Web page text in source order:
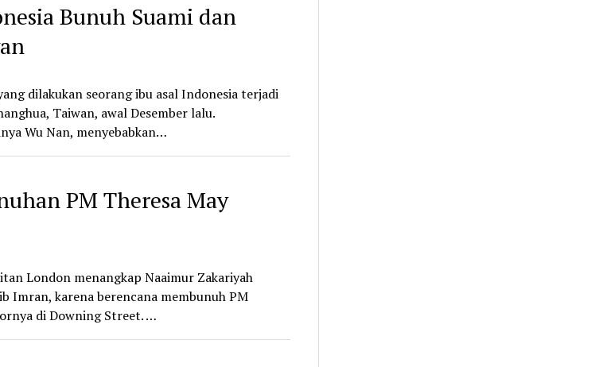
Bunuh Suami dan
dilakukan seorang ibu asal Indonesia terjadi
Taiwan, awal Desember lalu.
Wu Nan, menyebabkan…
PM Theresa May
London menangkap Naaimur Zakariyah
Imran, karena berencana membunuh PM
di Downing Street. …